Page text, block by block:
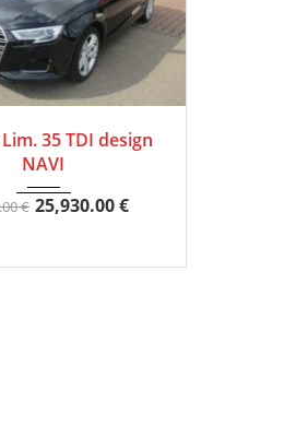
Autom... 33000
35 TDI design
NAVI
€ 25,930.00€